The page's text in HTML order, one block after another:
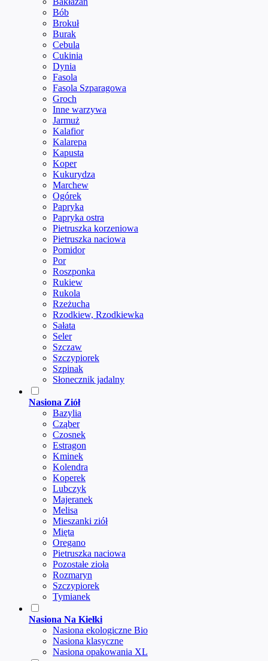
Bób
Brokuł
Burak
Cebula
Cukinia
Dynia
Fasola
Fasola Szparagowa
Groch
Inne warzywa
Jarmuż
Kalafior
Kalarepa
Kapusta
Koper
Kukurydza
Marchew
Ogórek
Papryka
Papryka ostra
Pietruszka korzeniowa
Pietruszka naciowa
Pomidor
Por
Roszponka
Rukiew
Rukola
Rzeżucha
Rzodkiew, Rzodkiewka
Sałata
Seler
Szczaw
Szczypiorek
Szpinak
Słonecznik jadalny
Nasiona Ziół
Bazylia
Cząber
Czosnek
Estragon
Kminek
Kolendra
Koperek
Lubczyk
Majeranek
Melisa
Mieszanki ziół
Mięta
Oregano
Pietruszka naciowa
Pozostałe zioła
Rozmaryn
Szczypiorek
Tymianek
Nasiona Na Kiełki
Nasiona ekologiczne Bio
Nasiona klasyczne
Nasiona opakowania XL